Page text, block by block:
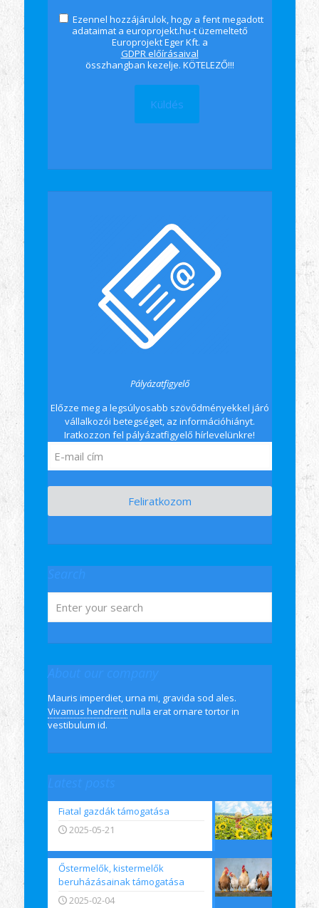
Ezennel hozzájárulok, hogy a fent megadott
adataimat a europrojekt.hu-t üzemeltető
Europrojekt Eger Kft. a
GDPR előírásaival
összhangban kezelje. KÖTELEZŐ!!!
Pályázatfigyelő
Előzze meg a legsúlyosabb szövődményekkel járó
vállalkozói betegséget, az információhiányt.
Iratkozzon fel pályázatfigyelő hírlevelünkre!
Feliratkozom
About our company
Mauris imperdiet, urna mi, gravida sod ales.
Vivamus hendreritnulla erat ornare tortor in
vestibulum id.
Fiatal gazdák támogatása
2025-05-21
Őstermelők, kistermelők
beruházásainak támogatása
2025-02-04